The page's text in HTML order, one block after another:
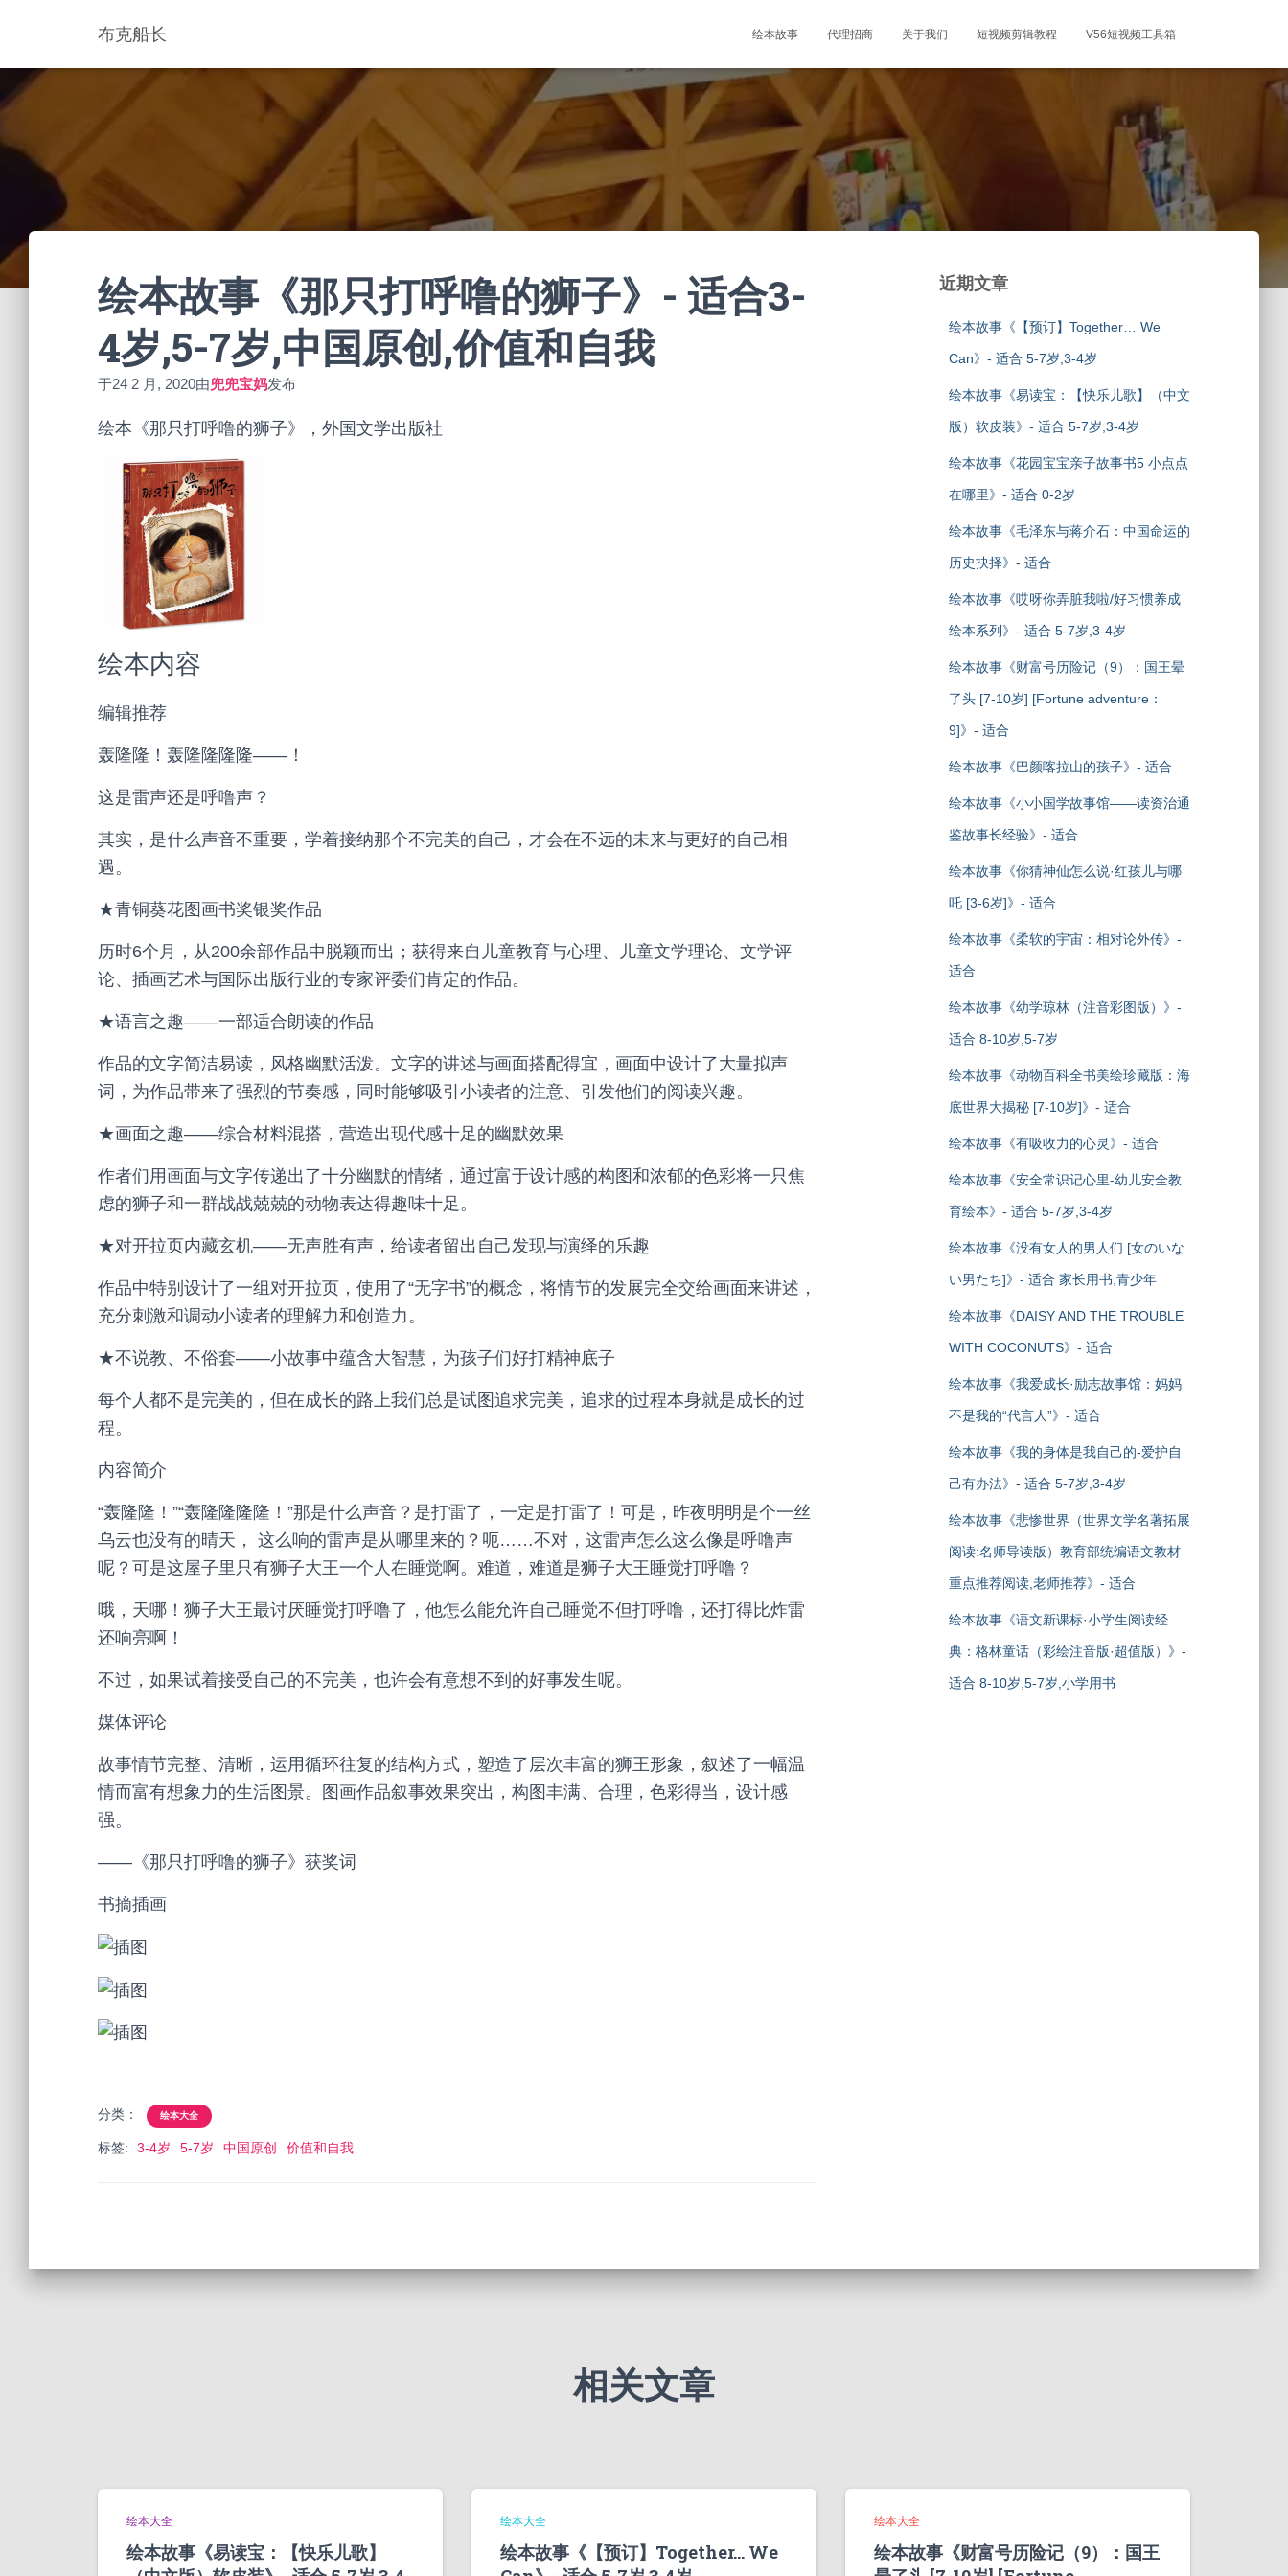
布克船长 绘本故事 代理招商 关于我们 短视频剪辑教程 V56短视频工具箱
绘本故事《那只打呼噜的狮子》- 适合3-
4岁,5-7岁,中国原创,价值和自我
于24 2 月, 2020由兜兜宝妈发布
绘本《那只打呼噜的狮子》，外国文学出版社
绘本内容
编辑推荐
轰隆隆！轰隆隆隆隆——！
这是雷声还是呼噜声？
其实，是什么声音不重要，学着接纳那个不完美的自己，才会在不远的未来与更好的自己相
遇。
★青铜葵花图画书奖银奖作品
历时6个月，从200余部作品中脱颖而出；获得来自儿童教育与心理、儿童文学理论、文学评
论、插画艺术与国际出版行业的专家评委们肯定的作品。
★语言之趣——一部适合朗读的作品
作品的文字简洁易读，风格幽默活泼。文字的讲述与画面搭配得宜，画面中设计了大量拟声
词，为作品带来了强烈的节奏感，同时能够吸引小读者的注意、引发他们的阅读兴趣。
★画面之趣——综合材料混搭，营造出现代感十足的幽默效果
作者们用画面与文字传递出了十分幽默的情绪，通过富于设计感的构图和浓郁的色彩将一只焦
虑的狮子和一群战战兢兢的动物表达得趣味十足。
★对开拉页内藏玄机——无声胜有声，给读者留出自己发现与演绎的乐趣
作品中特别设计了一组对开拉页，使用了“无字书”的概念，将情节的发展完全交给画面来讲述，
充分刺激和调动小读者的理解力和创造力。
★不说教、不俗套——小故事中蕴含大智慧，为孩子们好打精神底子
每个人都不是完美的，但在成长的路上我们总是试图追求完美，追求的过程本身就是成长的过
程。
内容简介
“轰隆隆！”“轰隆隆隆隆！”那是什么声音？是打雷了，一定是打雷了！可是，昨夜明明是个一丝
乌云也没有的晴天， 这么响的雷声是从哪里来的？呃……不对，这雷声怎么这么像是呼噜声
呢？可是这屋子里只有狮子大王一个人在睡觉啊。难道，难道是狮子大王睡觉打呼噜？
哦，天哪！狮子大王最讨厌睡觉打呼噜了，他怎么能允许自己睡觉不但打呼噜，还打得比炸雷
还响亮啊！
不过，如果试着接受自己的不完美，也许会有意想不到的好事发生呢。
媒体评论
故事情节完整、清晰，运用循环往复的结构方式，塑造了层次丰富的狮王形象，叙述了一幅温
情而富有想象力的生活图景。图画作品叙事效果突出，构图丰满、合理，色彩得当，设计感
强。
——《那只打呼噜的狮子》获奖词
书摘插画
分类： 绘本大全
标签: 3-4岁 5-7岁 中国原创 价值和自我
近期文章
绘本故事《【预订】Together… We
Can》- 适合 5-7岁,3-4岁
绘本故事《易读宝：【快乐儿歌】（中文
版）软皮装》- 适合 5-7岁,3-4岁
绘本故事《花园宝宝亲子故事书5 小点点
在哪里》- 适合 0-2岁
绘本故事《毛泽东与蒋介石：中国命运的
历史抉择》- 适合
绘本故事《哎呀你弄脏我啦/好习惯养成
绘本系列》- 适合 5-7岁,3-4岁
绘本故事《财富号历险记（9）：国王晕
了头 [7-10岁] [Fortune adventure：
9]》- 适合
绘本故事《巴颜喀拉山的孩子》- 适合
绘本故事《小小国学故事馆——读资治通
鉴故事长经验》- 适合
绘本故事《你猜神仙怎么说·红孩儿与哪
吒 [3-6岁]》- 适合
绘本故事《柔软的宇宙：相对论外传》-
适合
绘本故事《幼学琼林（注音彩图版）》-
适合 8-10岁,5-7岁
绘本故事《动物百科全书美绘珍藏版：海
底世界大揭秘 [7-10岁]》- 适合
绘本故事《有吸收力的心灵》- 适合
绘本故事《安全常识记心里-幼儿安全教
育绘本》- 适合 5-7岁,3-4岁
绘本故事《没有女人的男人们 [女のいな
い男たち]》- 适合 家长用书,青少年
绘本故事《DAISY AND THE TROUBLE
WITH COCONUTS》- 适合
绘本故事《我爱成长·励志故事馆：妈妈
不是我的“代言人”》- 适合
绘本故事《我的身体是我自己的-爱护自
己有办法》- 适合 5-7岁,3-4岁
绘本故事《悲惨世界（世界文学名著拓展
阅读:名师导读版）教育部统编语文教材
重点推荐阅读,老师推荐》- 适合
绘本故事《语文新课标·小学生阅读经
典：格林童话（彩绘注音版·超值版）》-
适合 8-10岁,5-7岁,小学用书
相关文章
绘本大全
绘本故事《易读宝：【快乐儿歌】
绘本大全
绘本故事《【预订】Together… We
绘本大全
绘本故事《财富号历险记（9）：国王